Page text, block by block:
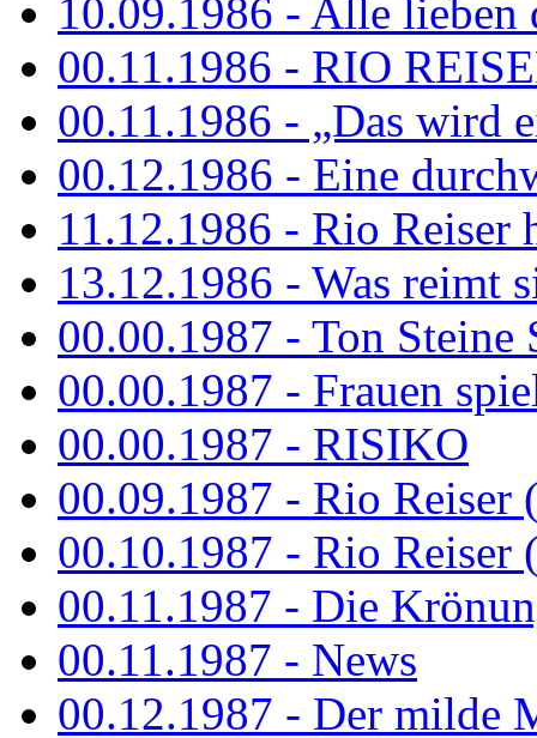
10.09.1986 - Alle lieben
00.11.1986 - RIO
00.11.1986 - „Das wird
00.12.1986 - Eine
11.12.1986 - Rio Reiser
13.12.1986 - Was reimt
00.00.1987 - Ton Steine
00.00.1987 - Frauen
00.00.1987 - RISIKO
00.09.1987 - Rio Reiser
00.10.1987 - Rio Reiser
00.11.1987 - Die
00.11.1987 - News
00.12.1987 - Der milde